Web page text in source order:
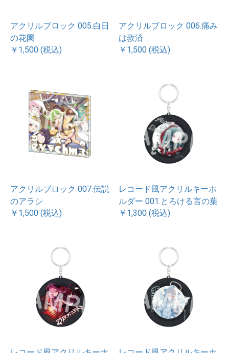
アクリルブロック 005.白日
の花園
￥1,500 (税込)
アクリルブロック 006.痛み
は救済
￥1,500 (税込)
アクリルブロック 007.伝説
のアラシ
￥1,500 (税込)
レコード風アクリルキーホ
ルダー 001.とろける言の葉
￥1,300 (税込)